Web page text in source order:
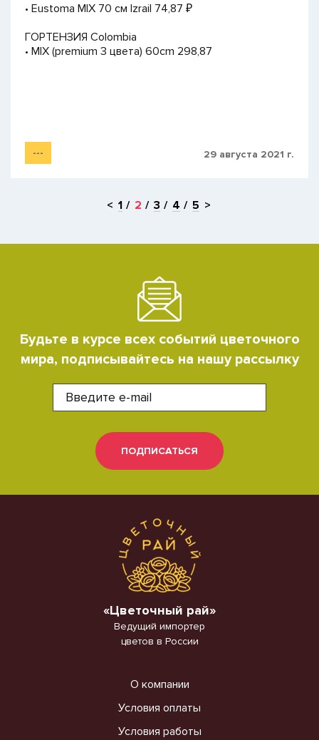
• Eustoma MIX 70 см Izrail 74,87 ₽
ГОРТЕНЗИЯ Colombia
• MIX (premium 3 цвета) 60cm 298,87
--- 29 августа 2021 г.
< 1 2 3 4 5 >
Будьте в курсе всех событий цветочного
мира, подписывайтесь на нашу рассылку
ПОДПИСАТЬСЯ
«Цветочный рай»
Ведущий импортер
цветов в России
О компании
Условия оплаты
Условия работы